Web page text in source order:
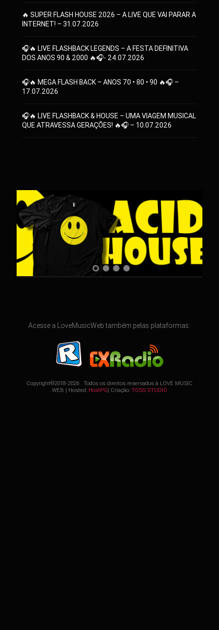
🔥 SUPER FLASH HOUSE 2026 – A LIVE QUE VAI PARAR A
INTERNET! – 31.07.2026
🎧🔥 LIVE FLASHBACK LEGENDS – A FESTA DEFINITIVA
DOS ANOS 90 & 2000 🔥🎧- 24.07.2026
🎧🔥 MEGA FLASH BACK – ANOS 70 • 80 • 90 🔥🎧 –
17.07.2026
🎧🔥 LIVE FLASHBACK & HOUSE – UMA VIAGEM MUSICAL
QUE ATRAVESSA GERAÇÕES! 🔥🎧 – 10.07.2026
Acesse a LoveMusicWeb também pelas plataformas:
Copyright©2018-2026 . Todos os direitos reservados à LOVE MUSIC
WEB | Hosted: HostPG| Criação: TOSS STUDIO